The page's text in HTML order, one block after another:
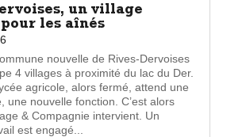
un village
les aînés
nouvelle de Rives-Dervoises
4 villages à proximité du lac du Der.
agricole, alors fermé, attend une
une nouvelle fonction. C’est alors
& Compagnie intervient. Un
est engagé...